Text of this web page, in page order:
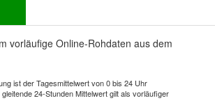
vorläufige Online-Rohdaten aus dem
ist der Tagesmittelwert von 0 bis 24 Uhr
24-Stunden Mittelwert gilt als vorläufiger